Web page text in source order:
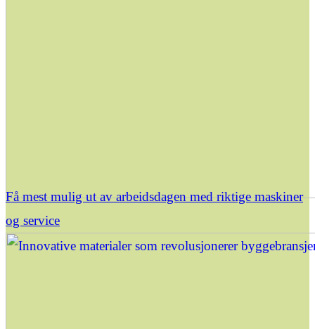
Få mest mulig ut av arbeidsdagen med riktige maskiner
og service